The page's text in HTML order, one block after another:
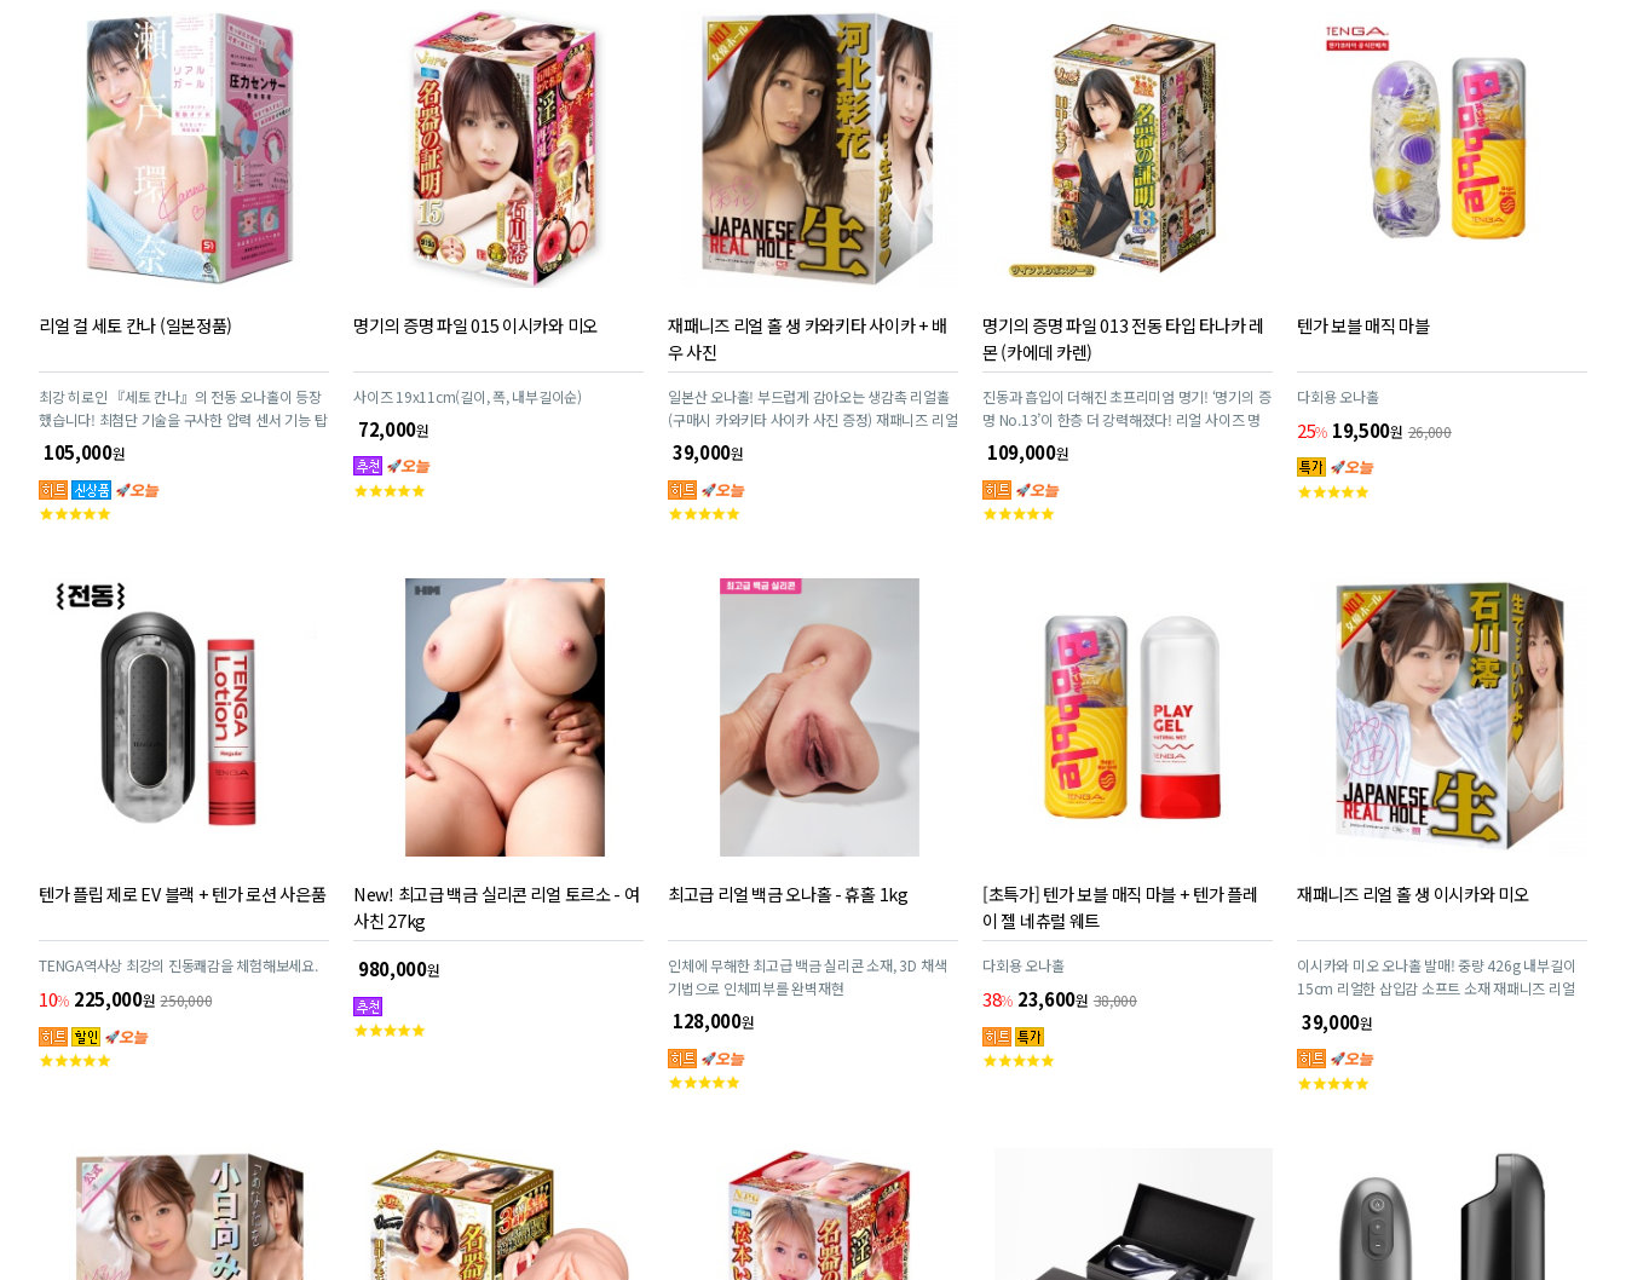
리얼 걸 세토 칸나 (일본정품)
최강 히로인 『세토 칸나』의 전동 오나홀이 등장
했습니다! 최첨단 기술을 구사한 압력 센서 기능 탑
재로, 당신의 플레이에 연동하여 전동 오나홀이 느
끼며 떨립니다! 압력 센서는 삽입 깊이에 따른 압력
차이를 섬세하게 감지합니다. 끝부분만 넣으면 귀
엽게 떨리고, 깊숙이 삽입하면 절정 진동으로 격렬
105,000원
고
명기의 증명 파일 015 이시카와 미오
사이즈 19x11cm(길이, 폭, 내부길이순)
72,000원
고
재패니즈 리얼 홀 생 카와키타 사이카 + 배
우 사진
일본산 오나홀! 부드럽게 감아오는 생감촉 리얼홀
(구매시 카와키타 사이카 사진 증정) 재패니즈 리얼
홀
39,000원
고
명기의 증명 파일 013 전동 타입 타나카 레
몬 (카에데 카렌)
진동과 흡입이 더해진 초프리미엄 명기! ‘명기의 증
명 No.13’이 한층 더 강력해졌다! 리얼 사이즈 명
기가 살아 움직이듯 떨리며 생 느낌을 뛰어넘는 폭
발적 쾌감을 선사! 더 강력해진 쾌감 스펙으로 기쁨
의 소용돌이에 흠뻑 빠져보세요!
109,000원
고
텐가 보블 매직 마블
다회용 오나홀
25% 19,500원 26,000
고
텐가 플립 제로 EV 블랙 + 텐가 로션 사은품
TENGA역사상 최강의 진동쾌감을 체험해보세요.
10% 225,000원 250,000
고
New! 최고급 백금 실리콘 리얼 토르소 - 여
사친 27kg
980,000원
고
최고급 리얼 백금 오나홀 - 휴홀 1kg
인체에 무해한 최고급 백금 실리콘 소재, 3D 채색
기법으로 인체피부를 완벽재현
128,000원
고
[초특가] 텐가 보블 매직 마블 + 텐가 플레
이 젤 네츄럴 웨트
다회용 오나홀
38% 23,600원 38,000
고
재패니즈 리얼 홀 생 이시카와 미오
이시카와 미오 오나홀 발매! 중량 426g 내부길이
15cm 리얼한 삽입감 소프트 소재 재패니즈 리얼
홀
39,000원
고